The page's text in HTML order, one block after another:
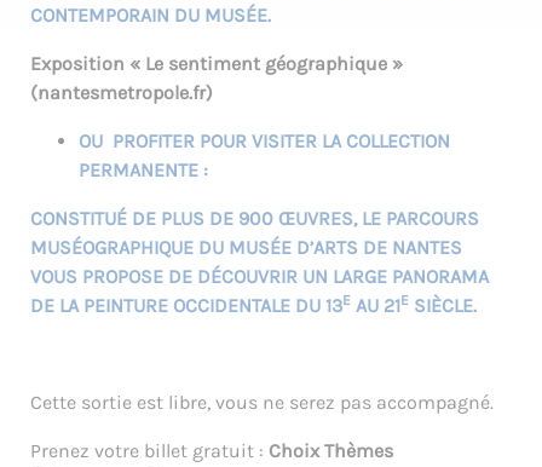
CONTEMPORAIN DU MUSÉE.
Exposition « Le sentiment géographique »
(nantesmetropole.fr)
OU PROFITER POUR VISITER LA COLLECTION
PERMANENTE :
CONSTITUÉ DE PLUS DE 900 ŒUVRES, LE PARCOURS
MUSÉOGRAPHIQUE DU MUSÉE D’ARTS DE NANTES
VOUS PROPOSE DE DÉCOUVRIR UN LARGE PANORAMA
DE LA PEINTURE OCCIDENTALE DU 13E AU 21E SIÈCLE.
Cette sortie est libre, vous ne serez pas accompagné.
Prenez votre billet gratuit : Choix Thèmes